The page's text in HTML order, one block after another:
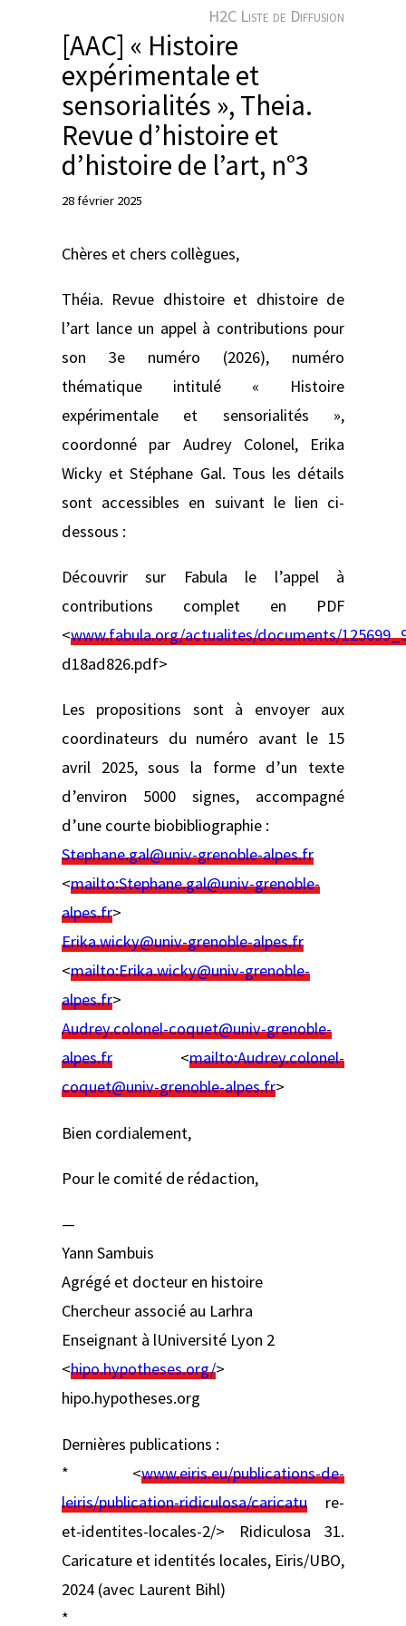
H2C Liste de Diffusion
[AAC] « Histoire
expérimentale et
sensorialités », Theia.
Revue d’histoire et
d’histoire de l’art, n°3
28 février 2025
Chères et chers collègues,
Théia. Revue dhistoire et dhistoire de
l’art lance un appel à contributions pour
son 3e numéro (2026), numéro
thématique intitulé « Histoire
expérimentale et sensorialités »,
coordonné par Audrey Colonel, Erika
Wicky et Stéphane Gal. Tous les détails
sont accessibles en suivant le lien ci-
dessous :
Découvrir sur Fabula le l’appel à
contributions complet en PDF
<www.fabula.org/actualites/documents/
d18ad826.pdf>
Les propositions sont à envoyer aux
coordinateurs du numéro avant le 15
avril 2025, sous la forme d’un texte
d’environ 5000 signes, accompagné
d’une courte biobibliographie :
Stephane.gal@univ-grenoble-alpes.fr
<mailto:Stephane.gal@univ-grenoble-
alpes.fr>
Erika.wicky@univ-grenoble-alpes.fr
<mailto:Erika.wicky@univ-grenoble-
alpes.fr>
Audrey.colonel-coquet@univ-grenoble-
alpes.fr <mailto:Audrey.colonel-
coquet@univ-grenoble-alpes.fr>
Bien cordialement,
Pour le comité de rédaction,
—
Yann Sambuis
Agrégé et docteur en histoire
Chercheur associé au Larhra
Enseignant à lUniversité Lyon 2
<hipo.hypotheses.org/>
hipo.hypotheses.org
Dernières publications :
* <www.eiris.eu/publications-de-
leiris/publication-ridiculosa/caricatu re-
et-identites-locales-2/> Ridiculosa 31.
Caricature et identités locales, Eiris/UBO,
2024 (avec Laurent Bihl)
*